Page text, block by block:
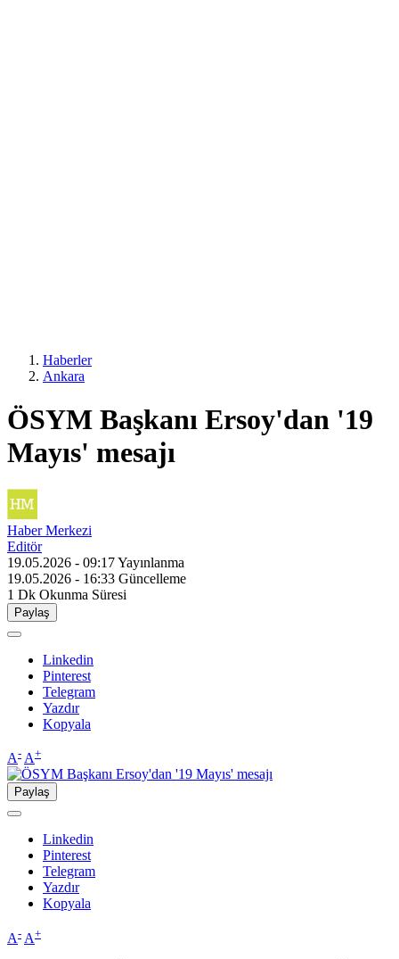
Haberler
Ankara
ÖSYM Başkanı Ersoy'dan '19
Mayıs' mesajı
Haber Merkezi
Editör
19.05.2026 - 09:17Yayınlanma
19.05.2026 - 16:33 Güncelleme
1 Dk Okunma Süresi
Paylaş
Linkedin
Pinterest
Telegram
Yazdır
Kopyala
A- A+
Paylaş
Linkedin
Pinterest
Telegram
Yazdır
Kopyala
A- A+